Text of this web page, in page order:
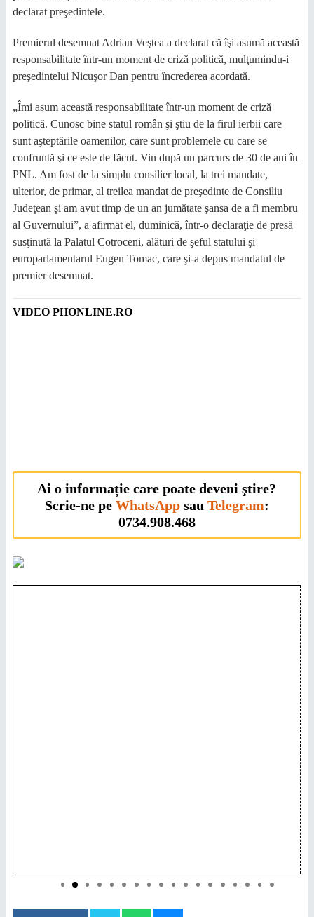
declarat preşedintele.
Premierul desemnat Adrian Veştea a declarat că îşi asumă această
responsabilitate într-un moment de criză politică, mulţumindu-i
preşedintelui Nicuşor Dan pentru încrederea acordată.
„Îmi asum această responsabilitate într-un moment de criză
politică. Cunosc bine statul român şi ştiu de la firul ierbii care
sunt aşteptările oamenilor, care sunt problemele cu care se
confruntă şi ce este de făcut. Vin după un parcurs de 30 de ani în
PNL. Am fost de la simplu consilier local, la trei mandate,
ulterior, de primar, al treilea mandat de preşedinte de Consiliu
Judeţean şi am avut timp de un an jumătate şansa de a fi membru
al Guvernului”, a afirmat el, duminică, într-o declaraţie de presă
susţinută la Palatul Cotroceni, alături de şeful statului şi
europarlamentarul Eugen Tomac, care şi-a depus mandatul de
premier desemnat.
VIDEO PHONLINE.RO
Ai o informație care poate deveni ştire?
Scrie-ne pe WhatsAppsau Telegram:
0734.908.468